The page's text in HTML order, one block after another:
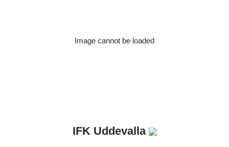
Image cannot be loaded
IFK Uddevalla